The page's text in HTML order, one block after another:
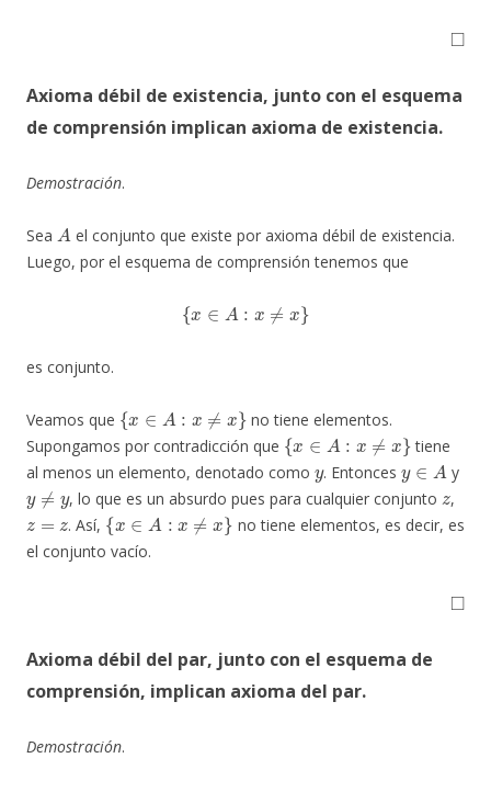
◻
Axioma débil de existencia, junto con el esquema
de comprensión implican axioma de existencia.
Demostración.
Sea
A
el conjunto que existe por axioma débil de existencia.
Luego, por el esquema de comprensión tenemos que
{x x
es conjunto.
Veamos que
{x x
no tiene elementos.
Supongamos por contradicción que
{x∈A:x≠x}
tiene
al menos un elemento, denotado como
y
. Entonces
y ∈A
y
y≠y
, lo que es un absurdo pues para cualquier conjunto
z
,
z =z
. Así,
{x ∈A:x ≠x}
no tiene elementos, es decir, es
el conjunto vacío.
◻
Axioma débil del par, junto con el esquema de
comprensión, implican axioma del par.
Demostración.